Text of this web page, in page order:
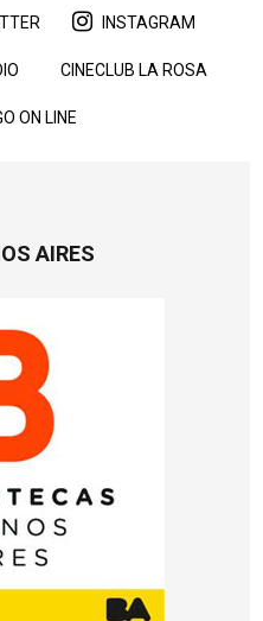
INSTAGRAM
CINECLUB LA ROSA
ON LINE
AIRES